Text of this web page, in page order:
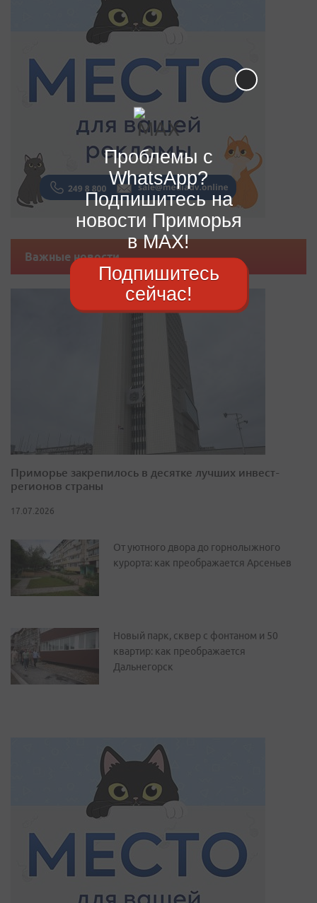
Важные новости
Приморье закрепилось в десятке лучших инвест-
регионов страны
17.07.2026
От уютного двора до горнолыжного
курорта: как преображается Арсеньев
Новый парк, сквер с фонтаном и 50
квартир: как преображается
Дальнегорск
Проблемы с
WhatsApp?
Подпишитесь на
новости Приморья
в MAX!
Подпишитесь
сейчас!